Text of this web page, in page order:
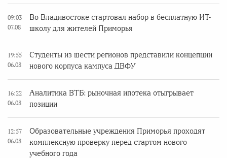
09:03
07.08
Во Владивостоке стартовал набор в бесплатную ИТ-
школу для жителей Приморья
19:55
06.08
Студенты из шести регионов представили концепции
нового корпуса кампуса ДВФУ
16:22
06.08
Аналитика ВТБ: рыночная ипотека отыгрывает
позиции
12:57
06.08
Образовательные учреждения Приморья проходят
комплексную проверку перед стартом нового
учебного года